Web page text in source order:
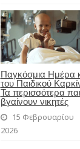
Παγκόσμια Ημέρα
του Παιδικού
Τα περισσότερα
βγαίνουν νικητές
15 Φεβρουαρίου
2026